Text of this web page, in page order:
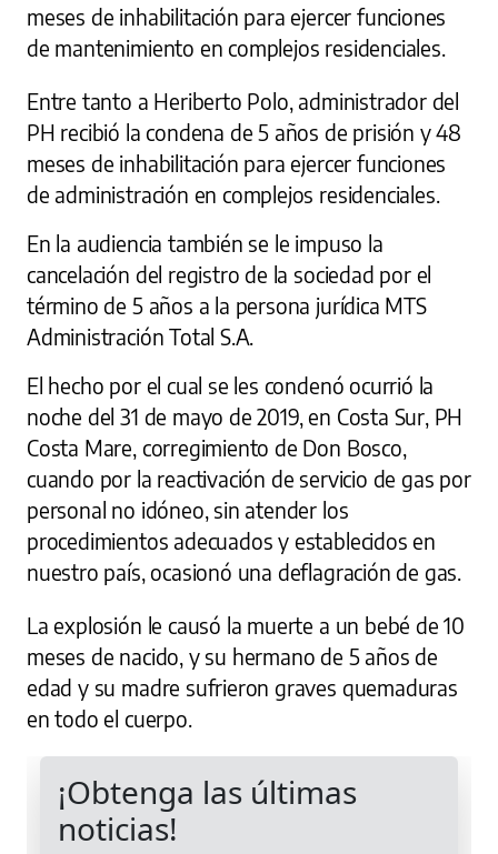
meses de inhabilitación para ejercer funciones
de mantenimiento en complejos residenciales.
Entre tanto a Heriberto Polo, administrador del
PH recibió la condena de 5 años de prisión y 48
meses de inhabilitación para ejercer funciones
de administración en complejos residenciales.
En la audiencia también se le impuso la
cancelación del registro de la sociedad por el
término de 5 años a la persona jurídica MTS
Administración Total S.A.
El hecho por el cual se les condenó ocurrió la
noche del 31 de mayo de 2019, en Costa Sur, PH
Costa Mare, corregimiento de Don Bosco,
cuando por la reactivación de servicio de gas por
personal no idóneo, sin atender los
procedimientos adecuados y establecidos en
nuestro país, ocasionó una deflagración de gas.
La explosión le causó la muerte a un bebé de 10
meses de nacido, y su hermano de 5 años de
edad y su madre sufrieron graves quemaduras
en todo el cuerpo.